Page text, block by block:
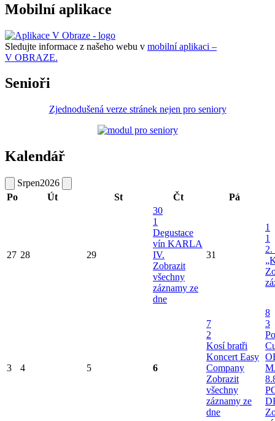
Mobilní aplikace
Sledujte informace z našeho webu v mobilní aplikaci –
V OBRAZE.
Senioři
Zjednodušená verze stránek nejen pro seniory
Kalendář
Srpen2026
Po
Út St Čt Pá
27 28 29
30
1
Degustace
vín KARLA
IV.
Zobrazit
všechny
záznamy ze
dne
31
1
1
2.
3 4 5 6
7
2
Kosí bratři
Koncert Easy
Company
Zobrazit
všechny
záznamy ze
dne
8
3